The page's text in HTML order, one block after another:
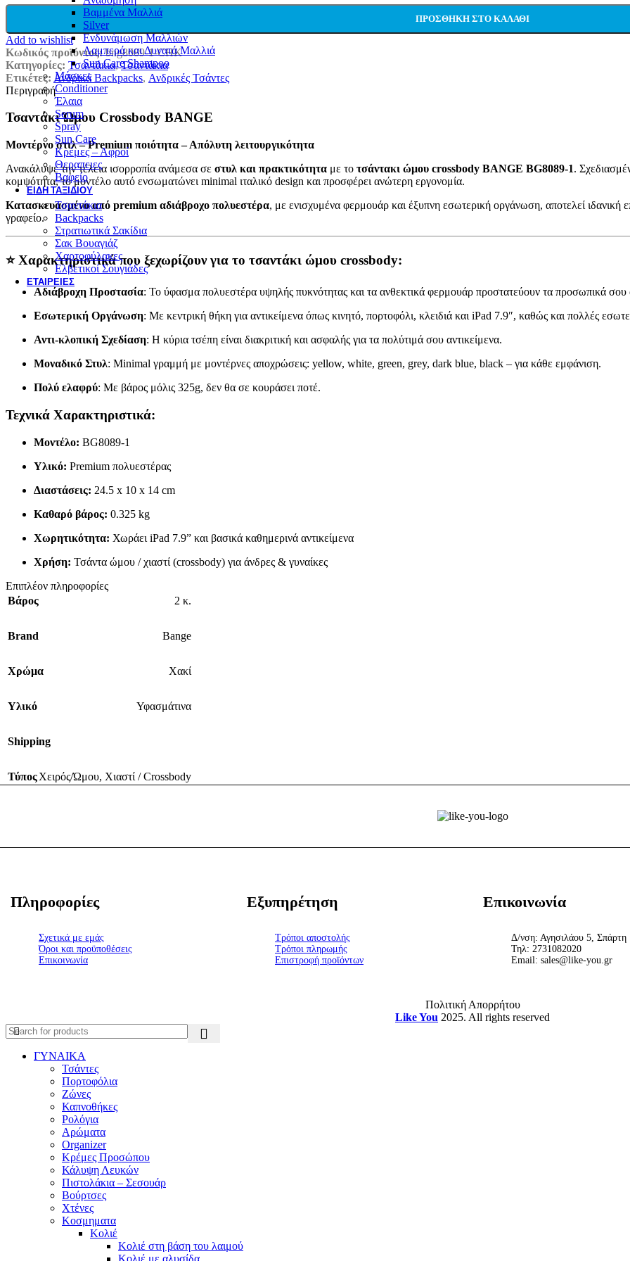
Βαμμένα Μαλλιά
Silver
Ενδυνάμωση Μαλλιών
Λαμπερά και Δυνατά Μαλλιά
Sun Care Shampoo
Μάσκες
Conditioner
Έλαια
Serum
Spray
Sun Care
Κρέμες – Αφροί
Θεραπειες
Βαφείο
ΕΊΔΗ ΤΑΞΙΔΙΟΎ
Τσαντάκια
Backpacks
Στρατιωτικά Σακίδια
Σακ Βουαγιάζ
Χαρτοφύλακες
Ελβετικοί Σουγιάδες
ΕΤΑΙΡΕΊΕΣ
ΠΡΟΣΘΉΚΗ ΣΤΟ ΚΑΛΆΘΙ
Add to wishlist
Κωδικός προϊόντος:bng8089-1-CHK
Κατηγορίες: Τσαντάκια, Τσαντάκια
Ετικέτες: Ανδρικά Backpacks, Ανδρικές Τσάντες
Περιγραφή
Τσαντάκι Ώμου Crossbody BANGE
Μοντέρνο στιλ – Premium ποιότητα – Απόλυτη λειτουργικότητα
Ανακάλυψε την τέλεια ισορροπία ανάμεσα σε στυλ και πρακτικότητα με το τσάντακι ώμου crossbody BANGE BG8089-1.
κομψότητα, το μοντέλο αυτό ενσωματώνει minimal ιταλικό design και προσφέρει ανώτερη εργονομία.
Κατασκευασμένο από premium αδιάβροχο πολυεστέρα, με ενισχυμένα φερμουάρ και έξυπνη εσωτερική οργάνωση, αποτελεί ιδανική
γραφείο.
⭐ Χαρακτηριστικά που ξεχωρίζουν για το τσαντάκι ώμου crossbody:
Αδιάβροχη Προστασία: Το ύφασμα πολυεστέρα υψηλής πυκνότητας και τα ανθεκτικά φερμουάρ προστατεύουν τα προσωπικά σου
Εσωτερική Οργάνωση: Με κεντρική θήκη για αντικείμενα όπως κινητό, πορτοφόλι, κλειδιά και iPad 7.9″, καθώς και πολλές
Αντι-κλοπική Σχεδίαση: Η κύρια τσέπη είναι διακριτική και ασφαλής για τα πολύτιμά σου αντικείμενα.
Μοναδικό Στυλ: Minimal γραμμή με μοντέρνες αποχρώσεις: yellow, white, green, grey, dark blue, black – για κάθε εμφάνιση.
Πολύ ελαφρύ: Με βάρος μόλις 325g, δεν θα σε κουράσει ποτέ.
Τεχνικά Χαρακτηριστικά:
Μοντέλο: BG8089-1
Υλικό: Premium πολυεστέρας
Διαστάσεις: 24.5 x 10 x 14 cm
Καθαρό βάρος: 0.325 kg
Χωρητικότητα: Χωράει iPad 7.9” και βασικά καθημερινά αντικείμενα
Χρήση: Τσάντα ώμου / χιαστί (crossbody) για άνδρες & γυναίκες
Επιπλέον πληροφορίες
Βάρος
2 κ.
Brand Bange
Χρώμα Χακί
Υλικό Υφασμάτινα
Shipping
ΤύποςΧειρός/Ώμου, Χιαστί / Crossbody
Πληροφορίες
Σχετικά με εμάς
Όροι και προϋποθέσεις
Επικοινωνία
Εξυπηρέτηση
Τρόποι αποστολής
Τρόποι πληρωμής
Επιστροφή προϊόντων
Επικοινωνία
Δ/νση: Αγησιλάου 5, Σπάρτη
Τηλ: 2731082020
Email: sales@like-you.gr
Πολιτική Απορρήτου
Like You 2025. All rights reserved
ΓΥΝΑΙΚΑ
Τσάντες
Πορτοφόλια
Ζώνες
Καπνοθήκες
Ρολόγια
Αρώματα
Organizer
Κρέμες Προσώπου
Κάλυψη Λευκών
Πιστολάκια – Σεσουάρ
Βούρτσες
Χτένες
Κοσμηματα
Κολιέ
Κολιέ στη βάση του λαιμού
Κολιέ με αλυσίδα